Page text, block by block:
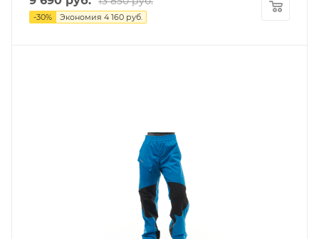
-30% Экономия 4 160 руб.